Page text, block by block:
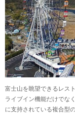
富士山を眺望できるレス
ライブイン機能だけでな
に支持されている複合型